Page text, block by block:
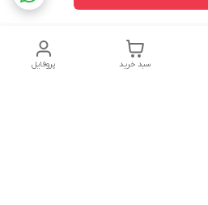
پروفایل سبد خرید